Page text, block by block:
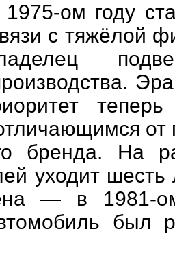
ом году
с тяжёлой
бренда. На
уходит шесть
— в 1981-ом
был